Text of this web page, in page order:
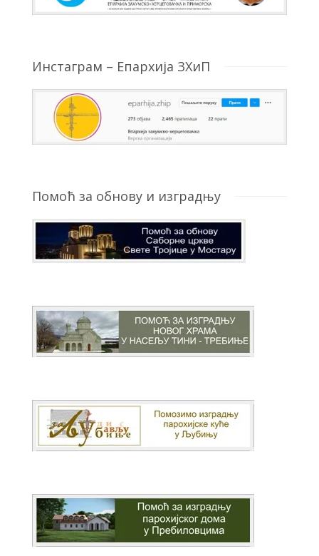
Инстаграм – Епархија ЗХиП
Помоћ за обнову и изградњу